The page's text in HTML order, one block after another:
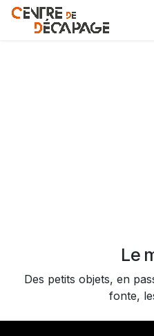
Se rendre au contenu
Le
Des petits objets, en
fonte,